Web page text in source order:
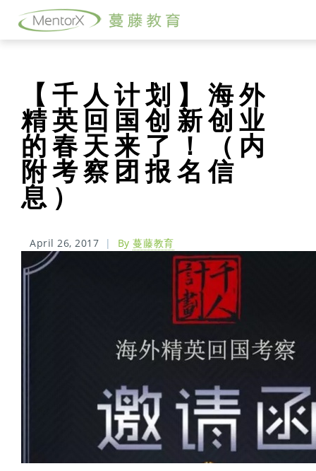
【千人计划】海外
精英回国创新创业
的春天来了！（内
附考察团报名信
息）
April 26, 2017 | By蔓藤教育